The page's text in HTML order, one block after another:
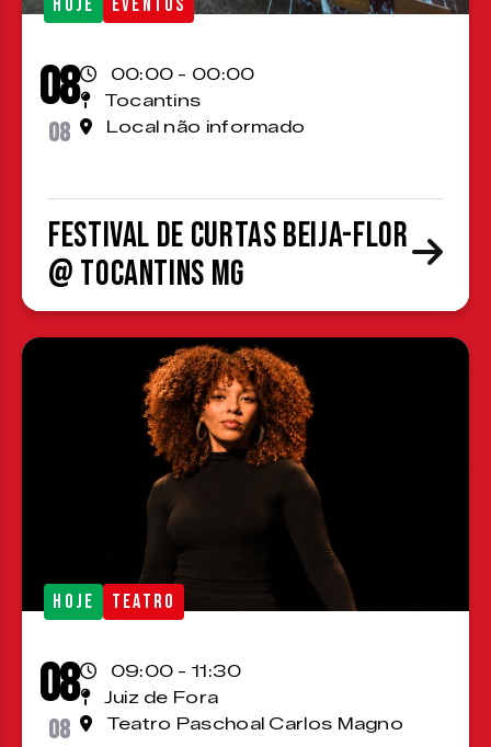
08
08
00:00 - 00:00
Tocantins
Local não informado
Festival de Curtas Beija-Flor
@ Tocantins MG
HOJE TEATRO
08
08
09:00 - 11:30
Juiz de Fora
Teatro Paschoal Carlos Magno